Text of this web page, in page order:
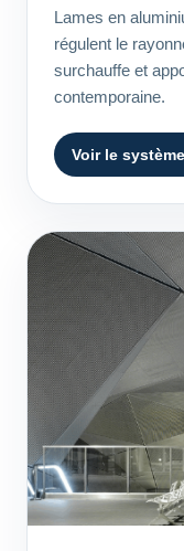
Lames en
régulent le
surchauffe et
contemporaine.
Voir le